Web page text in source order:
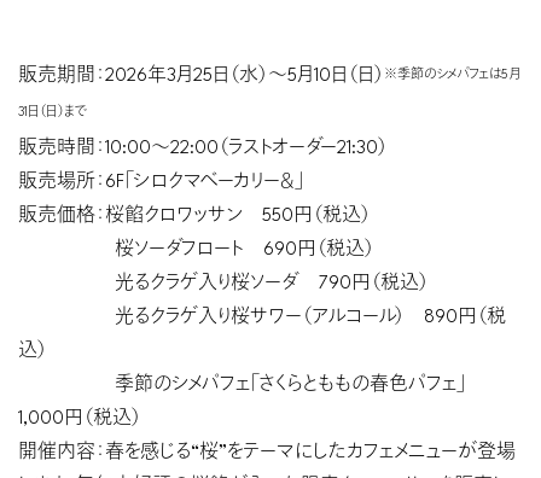
販売期間：2026年3月25日（水）〜5月10日（日） ※季節のシメパフェは5月
31日（日）まで
販売時間：10:00〜22:00（ラストオーダー21:30）
販売場所：6F「シロクマベーカリー＆」
販売価格：桜餡クロワッサン 550円（税込）
桜ソーダフロート 690円（税込）
光るクラゲ入り桜ソーダ 790円（税込）
光るクラゲ入り桜サワー（アルコール） 890円（税
込）
季節のシメパフェ「さくらとももの春色パフェ」
1,000円（税込）
開催内容：春を感じる“桜”をテーマにしたカフェメニューが登場